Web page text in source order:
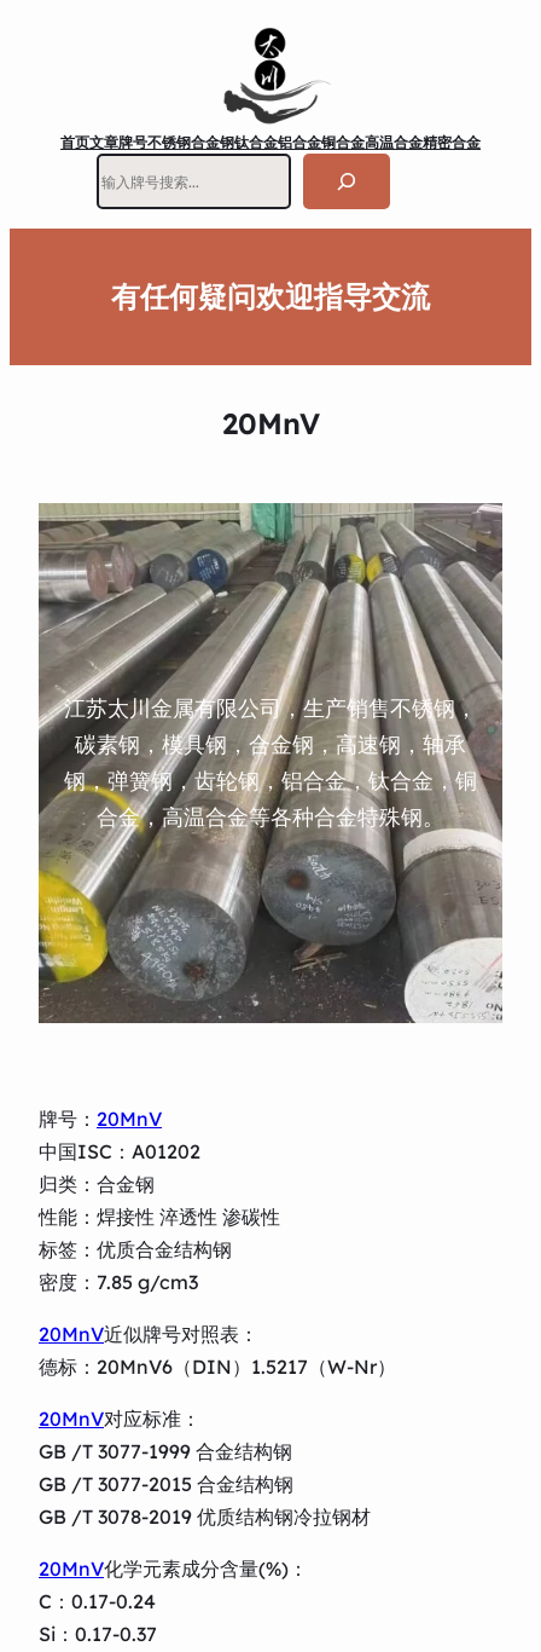
首页文章牌号不锈钢合金钢钛合金铝合金铜合金高温合金精密合金
有任何疑问欢迎指导交流
20MnV
江苏太川金属有限公司，生产销售不锈钢，
碳素钢，模具钢，合金钢，高速钢，轴承
钢，弹簧钢，齿轮钢，铝合金，钛合金，铜
合金，高温合金等各种合金特殊钢。
牌号： 20MnV
中国ISC：A01202
归类：合金钢
性能：焊接性 淬透性 渗碳性
标签：优质合金结构钢
密度：7.85 g/cm3
20MnV近似牌号对照表：
德标：20MnV6（DIN）1.5217（W-Nr）
20MnV对应标准：
GB /T 3077-1999 合金结构钢
GB /T 3077-2015 合金结构钢
GB /T 3078-2019 优质结构钢冷拉钢材
20MnV化学元素成分含量(%)：
C：0.17-0.24
Si：0.17-0.37